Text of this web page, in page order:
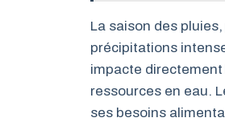
La saison des
précipitations
impacte
ressources en eau.
ses besoins